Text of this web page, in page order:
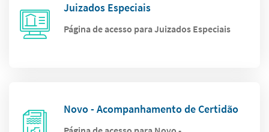
Juizados Especiais
Página de acesso para Juizados Especiais
Novo - Acompanhamento de Certidão